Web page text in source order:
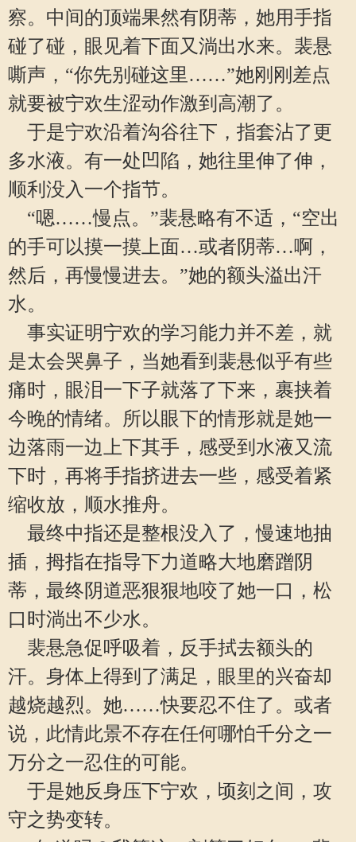
察。中间的顶端果然有阴蒂，她用手指
碰了碰，眼见着下面又淌出水来。裴悬
嘶声，“你先别碰这里……”她刚刚差点
就要被宁欢生涩动作激到高潮了。
于是宁欢沿着沟谷往下，指套沾了更
多水液。有一处凹陷，她往里伸了伸，
顺利没入一个指节。
“嗯……慢点。”裴悬略有不适，“空出
的手可以摸一摸上面…或者阴蒂…啊，
然后，再慢慢进去。”她的额头溢出汗
水。
事实证明宁欢的学习能力并不差，就
是太会哭鼻子，当她看到裴悬似乎有些
痛时，眼泪一下子就落了下来，裹挟着
今晚的情绪。所以眼下的情形就是她一
边落雨一边上下其手，感受到水液又流
下时，再将手指挤进去一些，感受着紧
缩收放，顺水推舟。
最终中指还是整根没入了，慢速地抽
插，拇指在指导下力道略大地磨蹭阴
蒂，最终阴道恶狠狠地咬了她一口，松
口时淌出不少水。
裴悬急促呼吸着，反手拭去额头的
汗。身体上得到了满足，眼里的兴奋却
越烧越烈。她……快要忍不住了。或者
说，此情此景不存在任何哪怕千分之一
万分之一忍住的可能。
于是她反身压下宁欢，顷刻之间，攻
守之势变转。